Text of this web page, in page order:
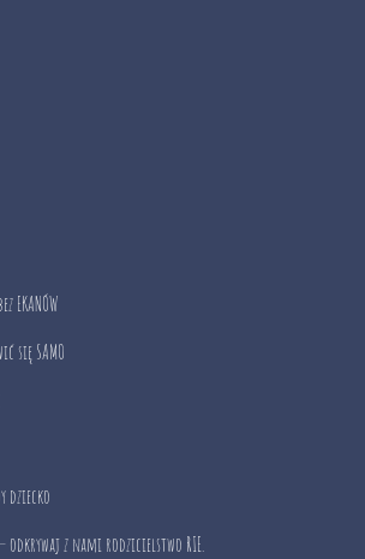
EKANÓW
się SAMO
dziecko
odkrywaj z nami rodzicielstwo RIE.